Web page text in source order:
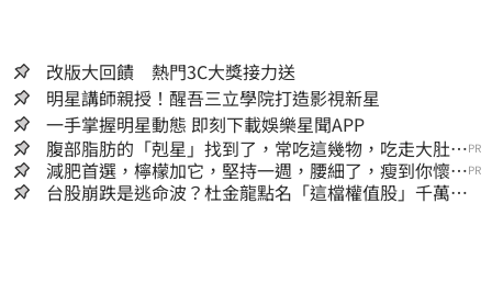
改版大回饋 熱門3C大獎接力送
明星講師親授！醒吾三立學院打造影視新星
一手掌握明星動態 即刻下載娛樂星聞APP
腹部脂肪的「剋星」找到了，常吃這幾物，吃走大肚
囊，瘦出小蠻腰
PR
減肥首選，檸檬加它，堅持一週，腰細了，瘦到你懷疑
人生
PR
台股崩跌是逃命波？杜金龍點名「這檔權值股」千萬別